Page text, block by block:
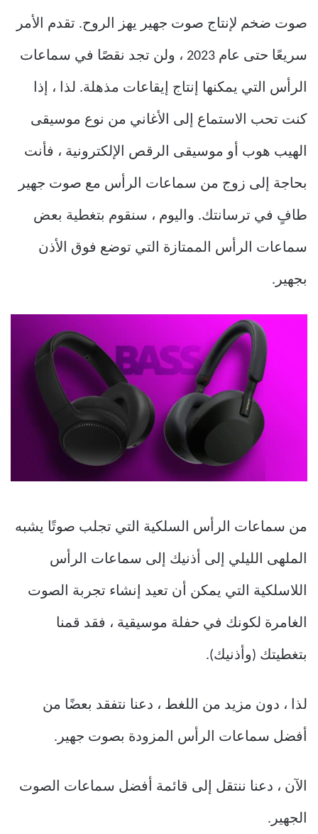
صوت ضخم لإنتاج صوت جهير يهز الروح. تقدم الأمر
سريعًا حتى عام 2023 ، ولن تجد نقصًا في سماعات
الرأس التي يمكنها إنتاج إيقاعات مذهلة. لذا ، إذا
كنت تحب الاستماع إلى الأغاني من نوع موسيقى
الهيب هوب أو موسيقى الرقص الإلكترونية ، فأنت
بحاجة إلى زوج من سماعات الرأس مع صوت جهير
طافٍ في ترسانتك. واليوم ، سنقوم بتغطية بعض
سماعات الرأس الممتازة التي توضع فوق الأذن
بجهير.
من سماعات الرأس السلكية التي تجلب صوتًا يشبه
الملهى الليلي إلى أذنيك إلى سماعات الرأس
اللاسلكية التي يمكن أن تعيد إنشاء تجربة الصوت
الغامرة لكونك في حفلة موسيقية ، فقد قمنا
بتغطيتك (وأذنيك).
لذا ، دون مزيد من اللغط ، دعنا نتفقد بعضًا من
أفضل سماعات الرأس المزودة بصوت جهير.
الآن ، دعنا ننتقل إلى قائمة أفضل سماعات الصوت
الجهير.